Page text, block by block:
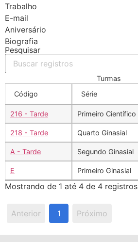
Trabalho
E-mail
Aniversário
Biografia
Pesquisar
Turmas
Código
Série
216 - Tarde Primeiro Científico
218 - Tarde Quarto Ginasial
A - Tarde Segundo Ginasial
E Primeiro Ginasial
Mostrando de 1 até 4 de 4 registros
Anterior 1 Próximo